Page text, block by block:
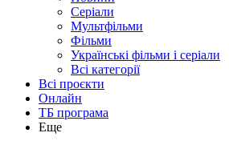
Серіали
Мультфільми
Фільми
Українські фільми і серіали
Всі категорії
Всі проєкти
Онлайн
ТБ програма
Еще